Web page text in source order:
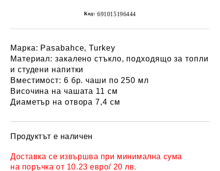
Код: 691015196444
Марка: Pasabahce, Turkey
Материал: закалено стъкло, подходящо за топли
и студени напитки
Вместимост: 6 бр. чаши по 250 мл
Височина на чашата 11 см
Диаметър на отвора 7,4 см
Продуктът е наличен
Доставка се извършва при минимална сума
на поръчка от 10.23 евро/ 20 лв.